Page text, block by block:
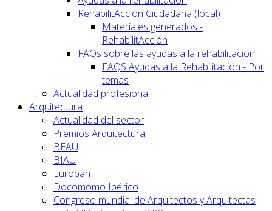
RehabilitAcción Ciudadana (local)
Materiales generados -
RehabilitAcción
FAQs sobre las ayudas a la rehabilitación
FAQS Ayudas a la Rehabilitación - Por
temas
Actualidad profesional
Arquitectura
Actualidad del sector
Premios Arquitectura
BEAU
BIAU
Europan
Docomomo Ibérico
Congreso mundial de Arquitectos y Arquitectas